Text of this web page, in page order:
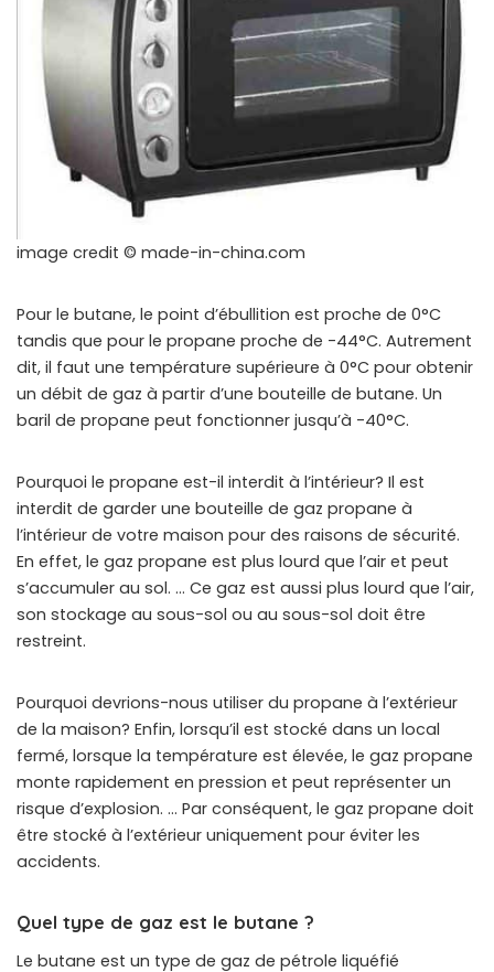
image credit © made-in-china.com
Pour le butane, le point d’ébullition est proche de 0°C
tandis que pour le propane proche de -44°C. Autrement
dit, il faut une température supérieure à 0°C pour obtenir
un débit de gaz à partir d’une bouteille de butane. Un
baril de propane peut fonctionner jusqu’à -40°C.
Pourquoi le propane est-il interdit à l’intérieur? Il est
interdit de garder une bouteille de gaz propane à
l’intérieur de votre maison pour des raisons de sécurité.
En effet, le gaz propane est plus lourd que l’air et peut
s’accumuler au sol. … Ce gaz est aussi plus lourd que l’air,
son stockage au sous-sol ou au sous-sol doit être
restreint.
Pourquoi devrions-nous utiliser du propane à l’extérieur
de la maison? Enfin, lorsqu’il est stocké dans un local
fermé, lorsque la température est élevée, le gaz propane
monte rapidement en pression et peut représenter un
risque d’explosion. … Par conséquent, le gaz propane doit
être stocké à l’extérieur uniquement pour éviter les
accidents.
Quel type de gaz est le butane ?
Le butane est un type de gaz de pétrole liquéfié